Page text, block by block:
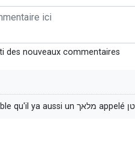
des nouveaux commentaires